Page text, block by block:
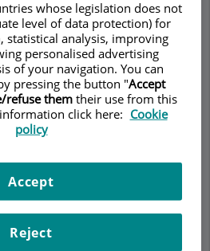
Horario
Pedir cita
psicosomáticos
El término psicosomático
whose legislation does not
level of data protection) for
statistical analysis, improving
personalised advertising
of your navigation. You can
pressing the button "Accept
refuse themtheir use from this
click here: Cookie
policy
Reject
Accept